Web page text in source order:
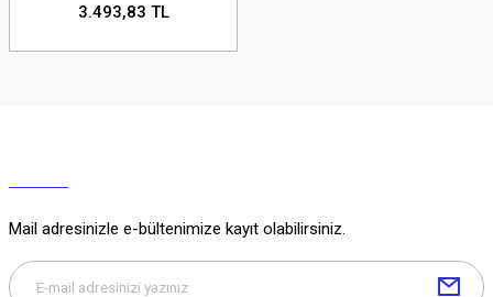
3.493,83 TL
Mail adresinizle e-bültenimize kayıt olabilirsiniz.